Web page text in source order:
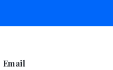
Email